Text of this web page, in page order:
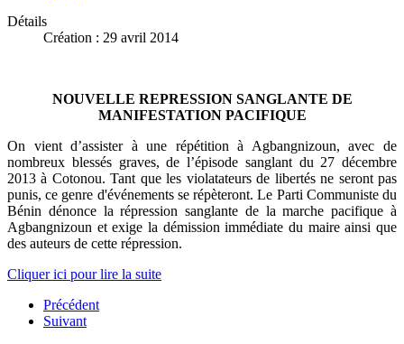
Détails
Création : 29 avril 2014
NOUVELLE REPRESSION SANGLANTE DE
MANIFESTATION PACIFIQUE
On vient d’assister à une répétition à Agbangnizoun, avec de
nombreux blessés graves, de l’épisode sanglant du 27 décembre
2013 à Cotonou. Tant que les violatateurs de libertés ne seront pas
punis, ce genre d'événements se répèteront.Le Parti Communiste du
Bénin dénonce la répression sanglante de la marche pacifique à
Agbangnizoun et exige la démission immédiate du maire ainsi que
des auteurs de cette répression.
Cliquer ici pour lire la suite
Précédent
Suivant